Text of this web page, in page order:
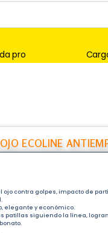
pro
ECOLINE
ojo contra golpes, impacto de
elegante y económico.
patillas siguiendo la línea,